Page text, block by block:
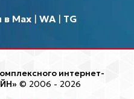
Max| WA| TG
интернет-
© 2006 - 2026